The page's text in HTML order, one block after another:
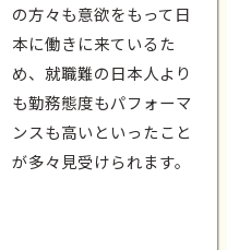
の方々も意欲をもって日
本に働きに来ているた
め、就職難の日本人より
も勤務態度もパフォーマ
ンスも高いといったこと
が多々見受けられます。